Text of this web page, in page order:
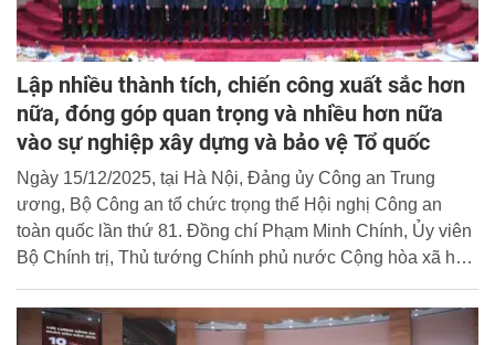
Lập nhiều thành tích, chiến công xuất sắc hơn
nữa, đóng góp quan trọng và nhiều hơn nữa
vào sự nghiệp xây dựng và bảo vệ Tổ quốc
Ngày 15/12/2025, tại Hà Nội, Đảng ủy Công an Trung
ương, Bộ Công an tổ chức trọng thể Hội nghị Công an
toàn quốc lần thứ 81. Đồng chí Phạm Minh Chính, Ủy viên
Bộ Chính trị, Thủ tướng Chính phủ nước Cộng hòa xã hội
tướng Lương Tam Quang, Ủy viên Bộ Chính trị, Bí thư
Đảng ủy Công an Trung ương, Bộ trưởng Bộ Công an chủ